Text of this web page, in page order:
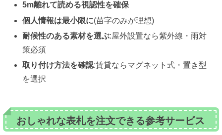
5m離れて読める視認性を確保
個人情報は最小限に(苗字のみが理想)
耐候性のある素材を選ぶ:屋外設置なら紫外線・雨対
策必須
取り付け方法を確認:賃貸ならマグネット式・置き型
を選択
おしゃれな表札を注文できる参考サービス